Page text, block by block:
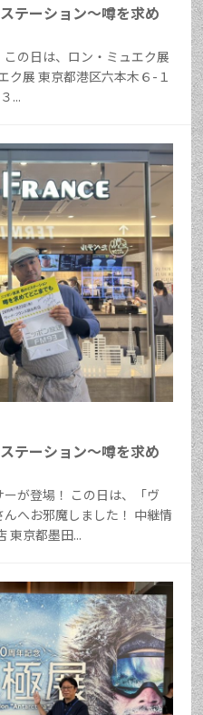
テーション～噂を求め
の日は、ロン・ミュエク展
ク展 東京都港区六本木６-１
...
テーション～噂を求め
が登場！ この日は、「ヴ
へお邪魔しました！ 中継情
東京都墨田...